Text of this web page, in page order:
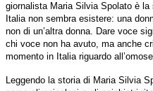
giornalista Maria Silvia Spolato è
Italia non sembra esistere: una
non di un’altra donna. Dare voce
chi voce non ha avuto, ma anche
momento in Italia riguardo
Leggendo la storia di Maria Silvia